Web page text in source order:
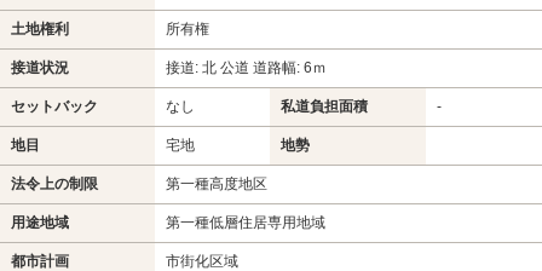
土地権利 所有権
接道状況 接道: 北 公道 道路幅: 6ｍ
セットバック なし 私道負担面積 -
地目 宅地 地勢
法令上の制限 第一種高度地区
用途地域 第一種低層住居専用地域
都市計画 市街化区域